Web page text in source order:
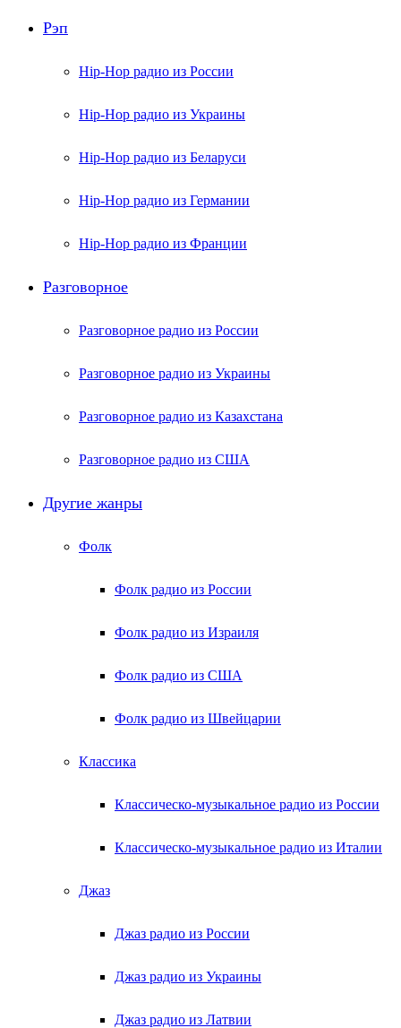
Рэп
Hip-Hop радио из России
Hip-Hop радио из Украины
Hip-Hop радио из Беларуси
Hip-Hop радио из Германии
Hip-Hop радио из Франции
Разговорное
Разговорное радио из России
Разговорное радио из Украины
Разговорное радио из Казахстана
Разговорное радио из США
Другие жанры
Фолк
Фолк радио из России
Фолк радио из Израиля
Фолк радио из США
Фолк радио из Швейцарии
Классика
Классическо-музыкальное радио из России
Классическо-музыкальное радио из Италии
Джаз
Джаз радио из России
Джаз радио из Украины
Джаз радио из Латвии